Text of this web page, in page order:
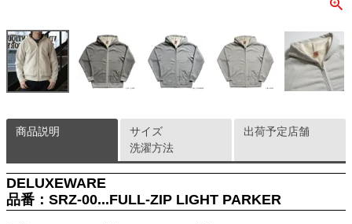
商品説明
DELUXEWARE
品番：SRZ-00...FULL-ZIP LIGHT PARKER
サイズ
洗濯方法
出荷予定店舗